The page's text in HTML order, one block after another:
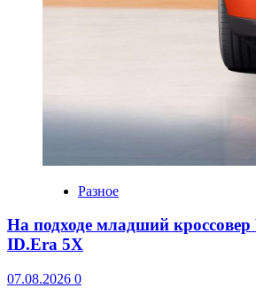
Разное
На подходе младший кроссовер
ID.Era 5X
07.08.2026 0